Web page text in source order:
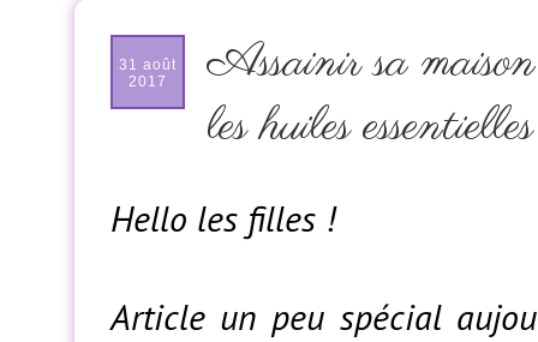
31 août
2017
Assainir sa
les huiles
Hello les filles !
Article un peu spécial